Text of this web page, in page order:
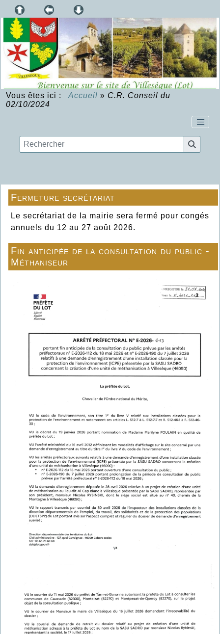
Vous êtes ici : Accueil » C.R. Conseil du
02/10/2024
Fermeture secrétariat
Le secrétariat de la mairie sera fermé pour congés
annuels du 12 au 27 août 2026.
Fin anticipée de la consultation du public -
Méthaniseur